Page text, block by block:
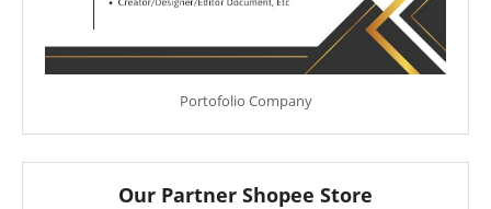
Portofolio Company
Our Partner Shopee Store